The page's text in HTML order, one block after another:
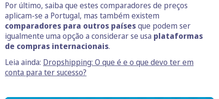
Por último, saiba que estes comparadores de preços
aplicam-se a Portugal, mas também existem
comparadores para outros paísesque podem ser
igualmente uma opção a considerar se usa plataformas
de compras internacionais.
Leia ainda: Dropshipping: O que é e o que devo ter em
conta para ter sucesso?